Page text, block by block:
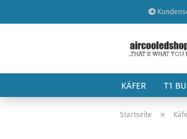
KÄFER T1
Startseite »